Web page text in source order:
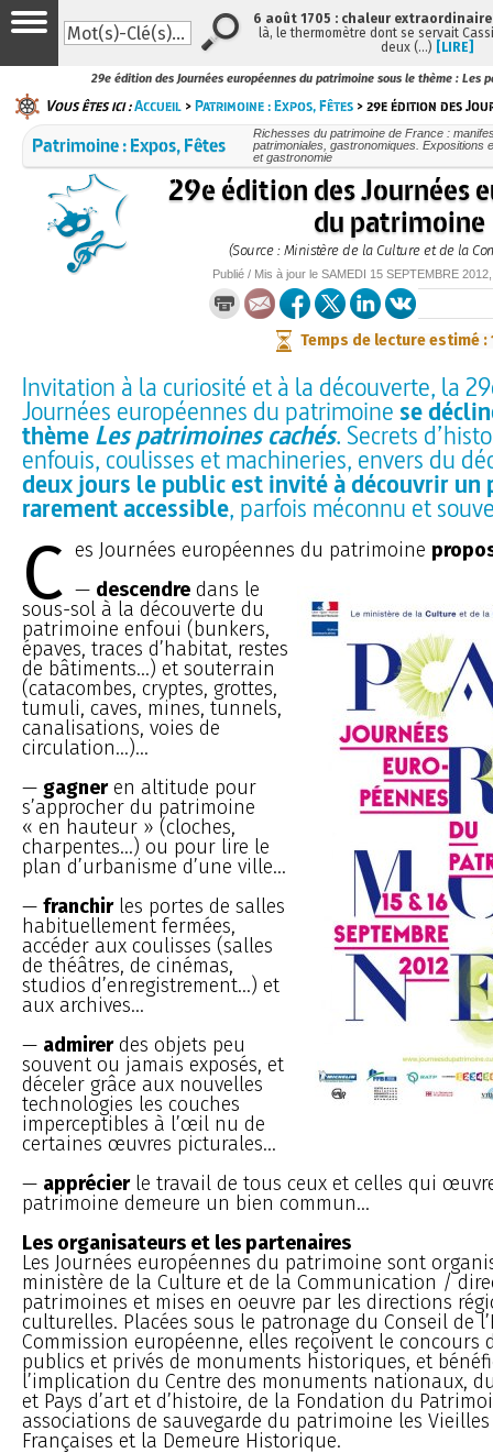
29e édition des Journées européennes du patrimoine sous le thème : Les
Vous êtes ici :Accueil >Patrimoine : Expos, Fêtes > 29e édition des
Patrimoine : Expos, Fêtes
Richesses du patrimoine de France :
patrimoniales, gastronomiques. Expositions
et gastronomie
29e édition des Journées
du patrimoine
(Source : Ministère de la Culture et de la
Publié / Mis à jour le SAMEDI 15 SEPTEMBRE 2012
Temps de lecture estimé :
Invitation à la curiosité et à la découverte, la
Journées européennes du patrimoinese
thèmeLes patrimoines cachés. Secrets
enfouis, coulisses et machineries, envers du
deux jours le public est invité à découvrir un
rarement accessible, parfois méconnu et
C es Journées européennes du patrimoine
— descendre dans le
sous-sol à la découverte du
patrimoine enfoui (bunkers,
épaves, traces d’habitat, restes
de bâtiments…) et souterrain
(catacombes, cryptes, grottes,
tumuli, caves, mines, tunnels,
canalisations, voies de
circulation...)...
— gagneren altitude pour
s’approcher du patrimoine
« en hauteur » (cloches,
charpentes...) ou pour lire le
plan d’urbanisme d’une ville...
— franchirles portes de salles
habituellement fermées,
accéder aux coulisses (salles
de théâtres, de cinémas,
studios d’enregistrement...) et
aux archives...
— admirerdes objets peu
souvent ou jamais exposés, et
déceler grâce aux nouvelles
technologies les couches
imperceptibles à l’œil nu de
certaines œuvres picturales...
— apprécierle travail de tous ceux et celles qui
patrimoine demeure un bien commun...
Les organisateurs et les partenaires
Les Journées européennes du patrimoine sont
ministère de la Culture et de la Communication /
patrimoines et mises en oeuvre par les directions
culturelles. Placées sous le patronage du Conseil de
Commission européenne, elles reçoivent le concours
publics et privés de monuments historiques, et
l’implication du Centre des monuments nationaux,
et Pays d’art et d’histoire, de la Fondation du
associations de sauvegarde du patrimoine les
Françaises et la Demeure Historique.
6 août 1705 : chaleur
là, le thermomètre dont se servait
deux (…) [LIRE]